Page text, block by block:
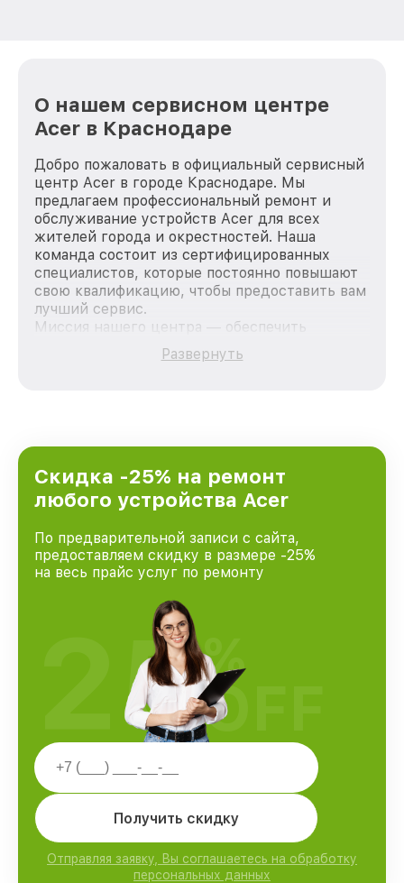
О нашем сервисном центре
Acer в Краснодаре
Добро пожаловать в официальный сервисный
центр Acer в городе Краснодаре. Мы
предлагаем профессиональный ремонт и
обслуживание устройств Acer для всех
жителей города и окрестностей. Наша
команда состоит из сертифицированных
специалистов, которые постоянно повышают
свою квалификацию, чтобы предоставить вам
лучший сервис.
Миссия нашего центра — обеспечить
качественный и доступный ремонт для
каждого пользователя продукции Acer, вне
Краснодаре, постоянно повышая уровень
доверия и лояльности наших клиентов.
Развернуть
Скидка -25% на ремонт
любого устройства Acer
По предварительной записи с сайта,
предоставляем скидку в размере -25%
на весь прайс услуг по ремонту
Получить скидку
Отправляя заявку, Вы соглашаетесь на обработку
персональных данных
25%
OFF